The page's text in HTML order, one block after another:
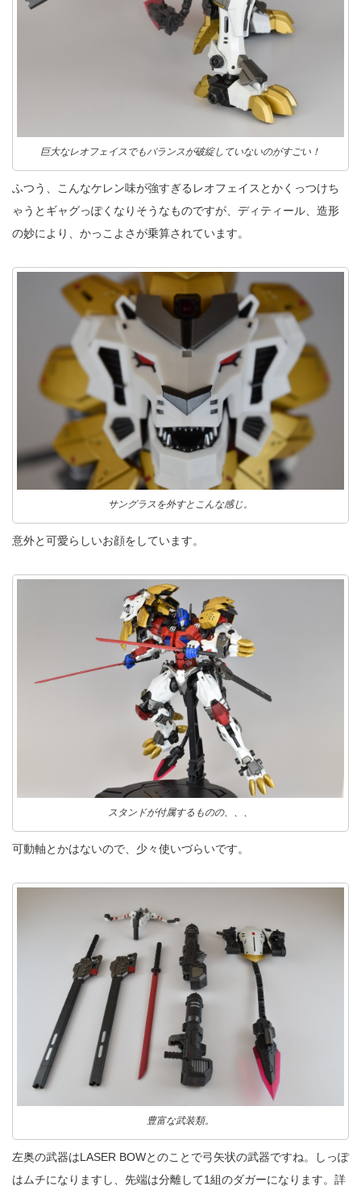
巨大なレオフェイスでもバランスが破綻していないのがすごい！
ふつう、こんなケレン味が強すぎるレオフェイスとかくっつけち
ゃうとギャグっぽくなりそうなものですが、ディティール、造形
の妙により、かっこよさが乗算されています。
サングラスを外すとこんな感じ。
意外と可愛らしいお顔をしています。
スタンドが付属するものの、、、
可動軸とかはないので、少々使いづらいです。
豊富な武装類。
左奥の武器はLASER BOWとのことで弓矢状の武器ですね。しっぽ
はムチになりますし、先端は分離して1組のダガーになります。詳